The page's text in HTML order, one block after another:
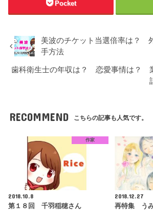
Pocket
美波のチケット当選倍率は？
手方法
歯科衛生士の年収は？ 恋愛事情は？
RECOMMEND こちらの記事も人気です。
作家
2018.10.8
第１８回 千羽稲穂さん
2018.12.27
再特集 う